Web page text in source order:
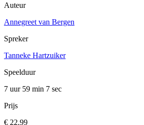
Auteur
Annegreet van Bergen
Spreker
Tanneke Hartzuiker
Speelduur
7 uur 59 min 7 sec
Prijs
€ 22,99